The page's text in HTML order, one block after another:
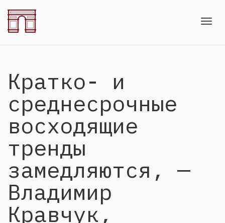
Кратко- и
среднесрочные
восходящие
тренды
замедляются, —
Владимир
Кравчук,